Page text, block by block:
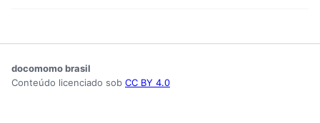
docomomo brasil
Conteúdo licenciado sob CC BY 4.0